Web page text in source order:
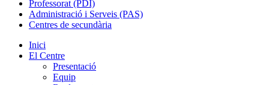
Professorat (PDI)
Administració i Serveis (PAS)
Centres de secundària
Inici
El Centre
Presentació
Equip